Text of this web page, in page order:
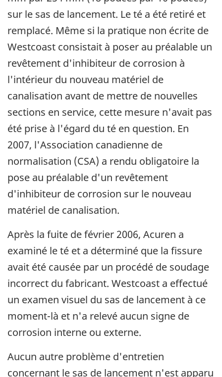
sur le sas de lancement. Le té a été retiré et
remplacé. Même si la pratique non écrite de
Westcoast consistait à poser au préalable un
revêtement d'inhibiteur de corrosion à
l'intérieur du nouveau matériel de
canalisation avant de mettre de nouvelles
sections en service, cette mesure n'avait pas
été prise à l'égard du té en question. En
2007, l'Association canadienne de
normalisation (CSA) a rendu obligatoire la
pose au préalable d'un revêtement
d'inhibiteur de corrosion sur le nouveau
matériel de canalisation.
Après la fuite de février 2006, Acuren a
examiné le té et a déterminé que la fissure
avait été causée par un procédé de soudage
incorrect du fabricant. Westcoast a effectué
un examen visuel du sas de lancement à ce
moment-là et n'a relevé aucun signe de
corrosion interne ou externe.
Aucun autre problème d'entretien
concernant le sas de lancement n'est apparu